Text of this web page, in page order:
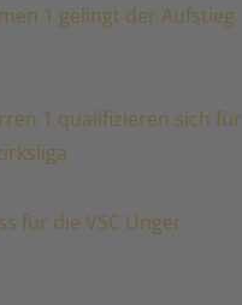
1 gelingt der Aufstieg
1 qualifizieren sich für
für die VSC Unger